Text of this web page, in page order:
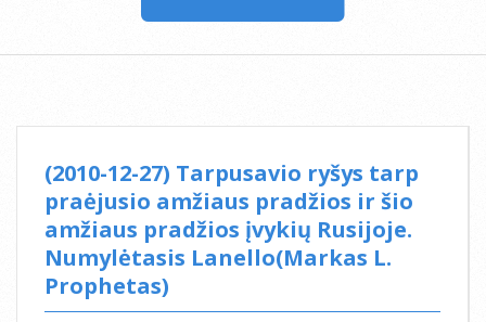
(2010-12-27) Tarpusavio ryšys tarp
praėjusio amžiaus pradžios ir šio
amžiaus pradžios įvykių Rusijoje.
Numylėtasis Lanello(Markas L.
Prophetas)